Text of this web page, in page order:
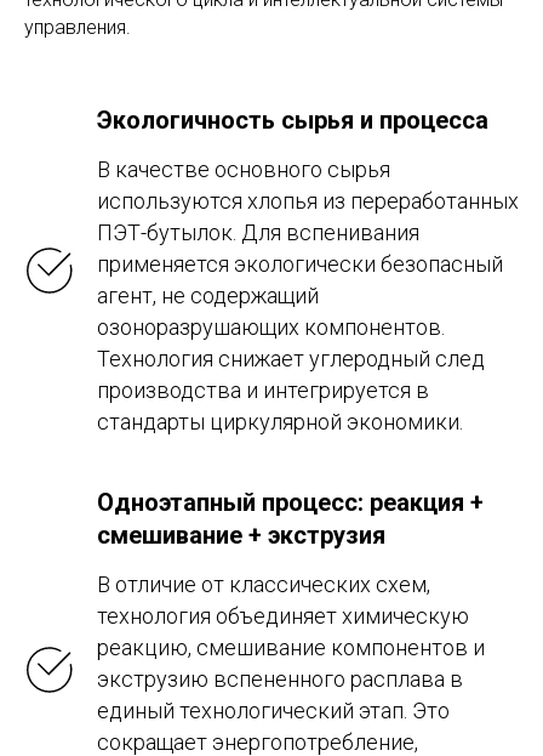
управления.
Экологичность сырья и процесса
В качестве основного сырья
используются хлопья из переработанных
ПЭТ-бутылок. Для вспенивания
применяется экологически безопасный
агент, не содержащий
озоноразрушающих компонентов.
Технология снижает углеродный след
производства и интегрируется в
стандарты циркулярной экономики.
Одноэтапный процесс: реакция +
смешивание + экструзия
В отличие от классических схем,
технология объединяет химическую
реакцию, смешивание компонентов и
экструзию вспененного расплава в
единый технологический этап. Это
сокращает энергопотребление,